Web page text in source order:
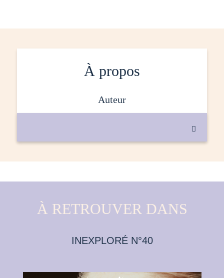
À propos
auteur

À RETROUVER DANS
INEXPLORÉ N°40